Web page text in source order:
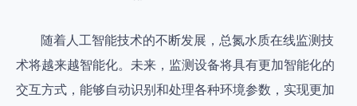
随着人工智能技术的不断发展，总氮水质在线监测技
术将越来越智能化。未来，监测设备将具有更加智能化的
交互方式，能够自动识别和处理各种环境参数，实现更加